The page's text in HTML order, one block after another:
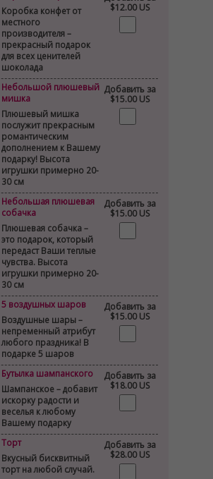
$12.00 US
Коробка конфет от
местного
производителя –
прекрасный подарок
для всех ценителей
шоколада
Добавить за
$15.00 US
Небольшой плюшевый
мишка
Плюшевый мишка
послужит прекрасным
романтическим
дополнением к Вашему
подарку! Высота
игрушки примерно 20-
30 см
Добавить за
$15.00 US
Небольшая плюшевая
собачка
Плюшевая собачка –
это подарок, который
передаст Ваши теплые
чувства. Высота
игрушки примерно 20-
30 см
Добавить за
$15.00 US
5 воздушных шаров
Воздушные шары –
непременный атрибут
любого праздника! В
подарке 5 шаров
Добавить за
$18.00 US
Бутылка шампанского
Шампанское – добавит
искорку радости и
веселья к любому
Вашему подарку
Добавить за
$28.00 US
Торт
Вкусный бисквитный
торт на любой случай.